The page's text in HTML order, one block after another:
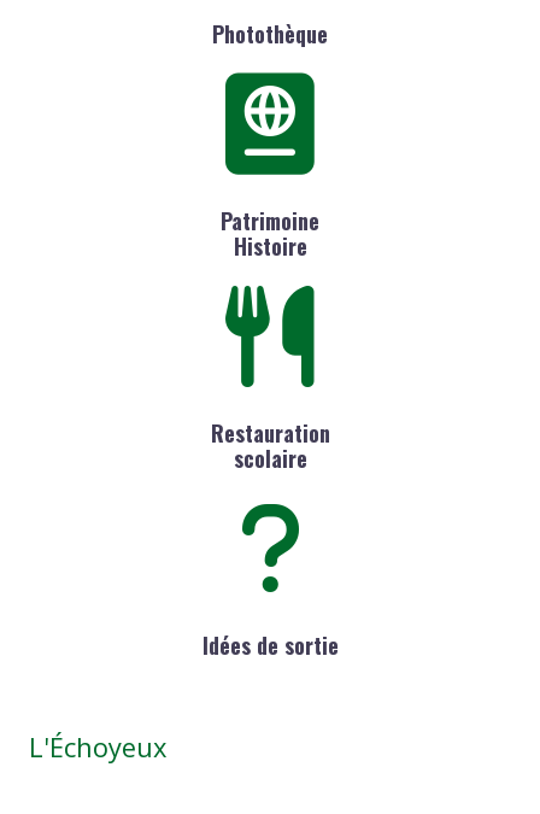
Photothèque
Patrimoine
Histoire
Restauration
scolaire
Idées de sortie
L'Échoyeux